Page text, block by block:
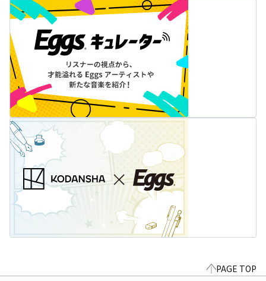
PAGE TOP